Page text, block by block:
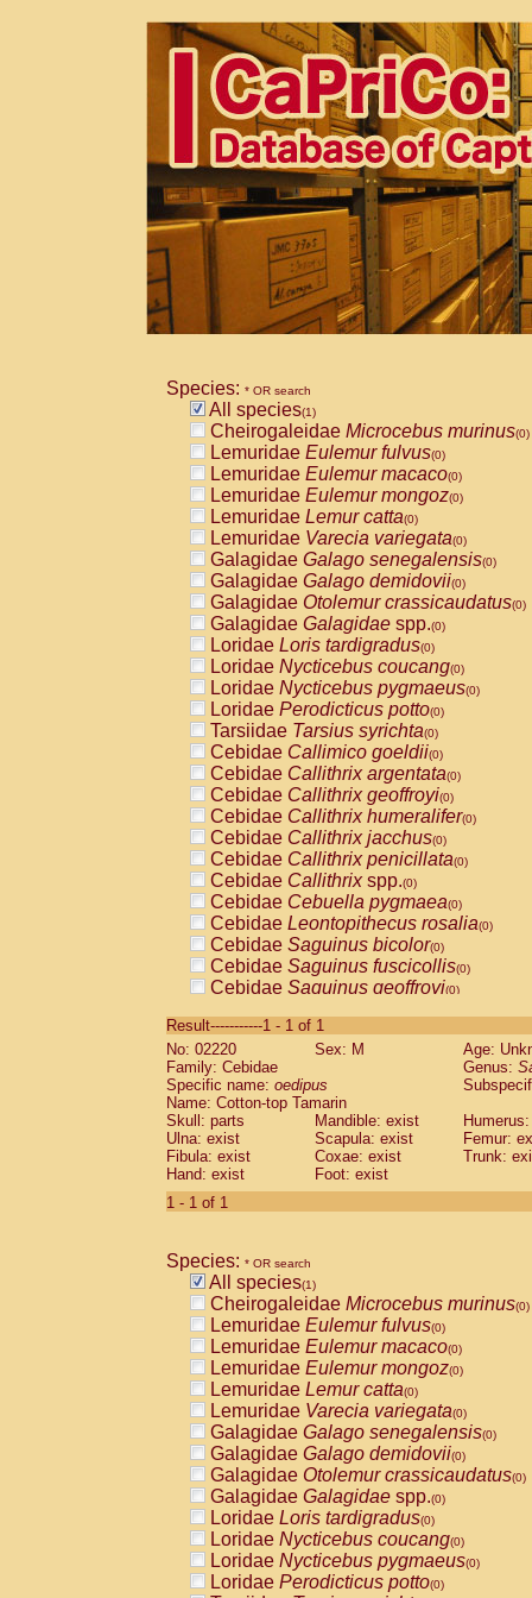
Species: * OR search
All species(1)
Cheirogaleidae Microcebus murinus(0)
Lemuridae Eulemur fulvus(0)
Lemuridae Eulemur macaco(0)
Lemuridae Eulemur mongoz(0)
Lemuridae Lemur catta(0)
Lemuridae Varecia variegata(0)
Galagidae Galago senegalensis(0)
Galagidae Galago demidovii(0)
Galagidae Otolemur crassicaudatus(0)
Galagidae Galagidae spp.(0)
Loridae Loris tardigradus(0)
Loridae Nycticebus coucang(0)
Loridae Nycticebus pygmaeus(0)
Loridae Perodicticus potto(0)
Tarsiidae Tarsius syrichta(0)
Cebidae Callimico goeldii(0)
Cebidae Callithrix argentata(0)
Cebidae Callithrix geoffroyi(0)
Cebidae Callithrix humeralifer(0)
Cebidae Callithrix jacchus(0)
Cebidae Callithrix penicillata(0)
Cebidae Callithrixspp.(0)
Cebidae Cebuella pygmaea(0)
Cebidae Leontopithecus rosalia(0)
Cebidae Saguinus bicolor(0)
Cebidae Saguinus fuscicollis(0)
Cebidae Saguinus geoffroyi(0)
CebidaeSaguinus labiatus(0)
Cebidae Saguinus leucopus (0)
Cebidae
CebidaeSaguinus mystax
Cebidae Saguinus nigricollis (0)
Cebidae Saguinus oedipus
Cebidae Saguinus weddelli
Cebidae Saguinusspp.
Cebidae
CebidaeCebus capucinus
CebidaeCebus nigrivittatus
CebidaeCebus spp.(0)
CebidaeSaimiri boliviensis(0)
CebidaeSaimiri sciureus(0)
AtelidaeAlouatta caraya(0)
AtelidaeAlouatta fusca(0)
AtelidaeAlouatta seniculus(0)
AtelidaeAlouattaspp.(0)
AtelidaeAteles belzebuth(0)
AtelidaeAteles geoffroyi(0)
AtelidaeAteles paniscus(0)
AtelidaeAtelesspp.(0)
AtelidaeLagothrix lagothricha(0)
AtelidaeLagothrix lagothricha cana
PitheciidaeCacajao calvus
Result-----------1 - 1 of 1
No: 02220
Sex: M
Age:
Family: Cebidae
Genus:
Specific name: oedipus
Name: Cotton-top Tamarin
Skull: parts
Mandible: exist
Ulna: exist
Scapula: exist
Femur:
Fibula: exist
Coxae: exist
Trunk:
Hand: exist
Foot: exist
1 - 1 of 1
Species: * OR search
All species(1)
Cheirogaleidae Microcebus murinus(0)
Lemuridae Eulemur fulvus(0)
Lemuridae Eulemur macaco(0)
Lemuridae Eulemur mongoz(0)
Lemuridae Lemur catta(0)
Lemuridae Varecia variegata(0)
Galagidae Galago senegalensis(0)
Galagidae Galago demidovii(0)
Galagidae Otolemur crassicaudatus(0)
Galagidae Galagidae spp.(0)
Loridae Loris tardigradus(0)
Loridae Nycticebus coucang(0)
Loridae Nycticebus pygmaeus(0)
Loridae Perodicticus potto(0)